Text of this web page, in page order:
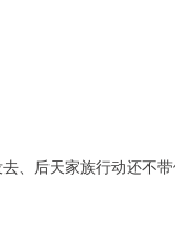
、后天家族行动还不